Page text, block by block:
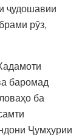
ҷудошавии
рӯз,
баромад
ба
Ҷумҳурии